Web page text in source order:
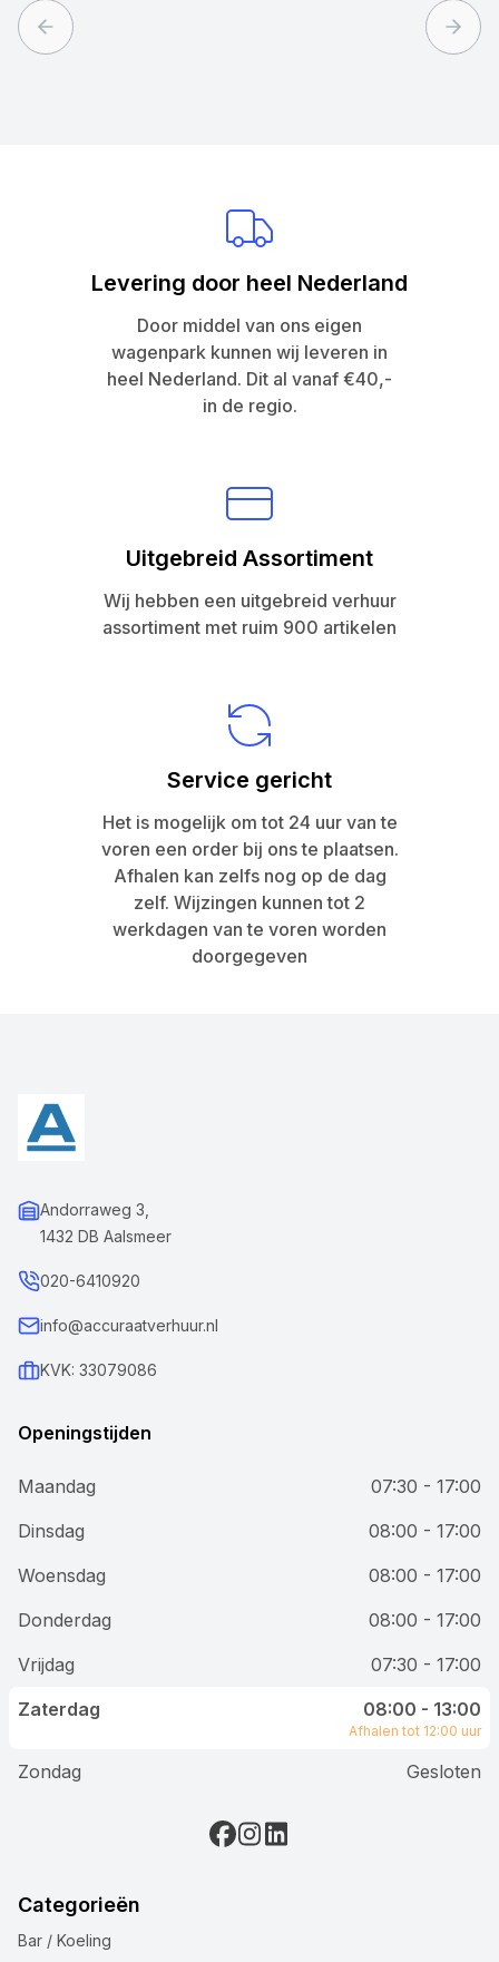
Previous slide Next
Levering door heel Nederland
Door middel van ons eigen
wagenpark kunnen wij leveren in
heel Nederland. Dit al vanaf €40,-
in de regio.
Uitgebreid Assortiment
Wij hebben een uitgebreid verhuur
assortiment met ruim 900 artikelen
Service gericht
Het is mogelijk om tot 24 uur van te
voren een order bij ons te plaatsen.
Afhalen kan zelfs nog op de dag
zelf. Wijzingen kunnen tot 2
werkdagen van te voren worden
doorgegeven
Andorraweg 3,
1432 DB Aalsmeer
020-6410920
info@accuraatverhuur.nl
KVK: 33079086
Openingstijden
Maandag
07:30 - 17:00
Dinsdag
08:00 - 17:00
Woensdag
08:00 - 17:00
Donderdag
08:00 - 17:00
Vrijdag
07:30 - 17:00
Zaterdag
08:00 - 13:00
Afhalen tot 12:00 uur
Zondag Gesloten
Categorieën
Bar / Koeling